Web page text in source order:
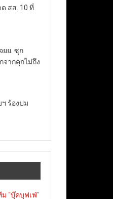
สส. 10 ที่
ยย. ซุก
จากคุกไม่ถึง
ร้องปม
“บุ๊คบุฟเฟ่”